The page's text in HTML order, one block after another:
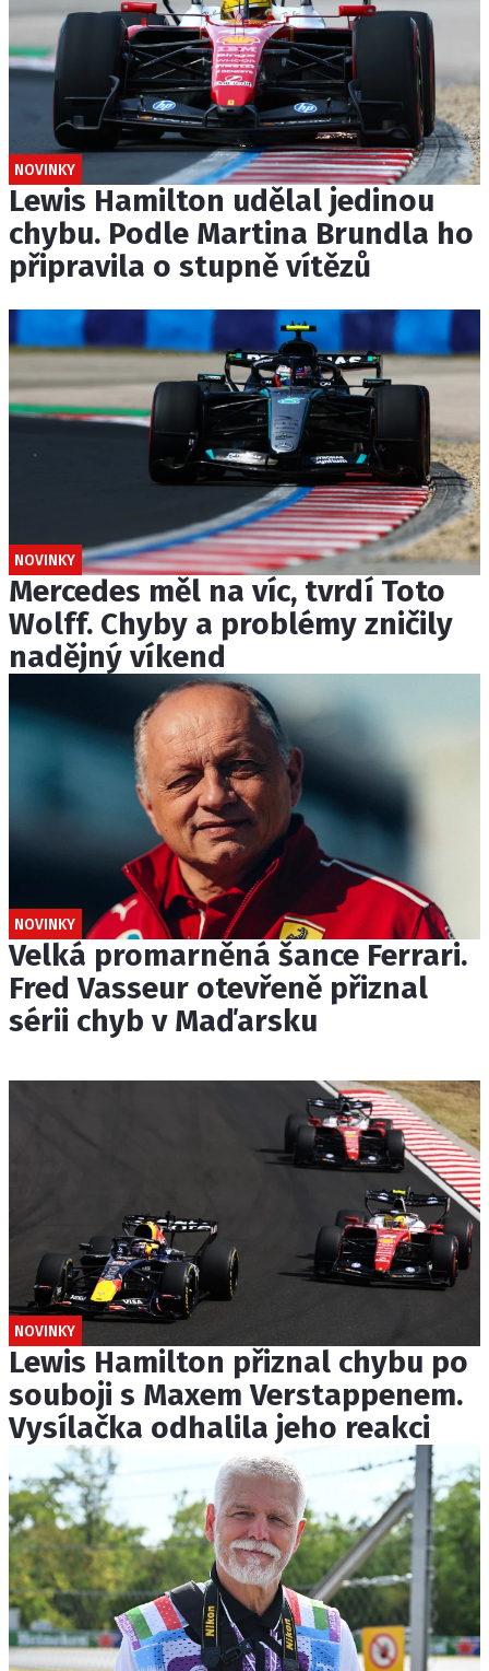
NOVINKY
Lewis Hamilton udělal jedinou
chybu. Podle Martina Brundla ho
připravila o stupně vítězů
NOVINKY
Mercedes měl na víc, tvrdí Toto
Wolff. Chyby a problémy zničily
nadějný víkend
NOVINKY
Velká promarněná šance Ferrari.
Fred Vasseur otevřeně přiznal
sérii chyb v Maďarsku
NOVINKY
Lewis Hamilton přiznal chybu po
souboji s Maxem Verstappenem.
Vysílačka odhalila jeho reakci